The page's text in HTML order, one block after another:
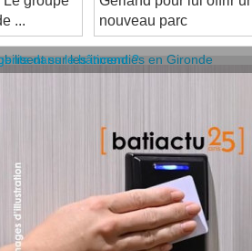
sur les incendies en Gironde
dans le bâtiment ?